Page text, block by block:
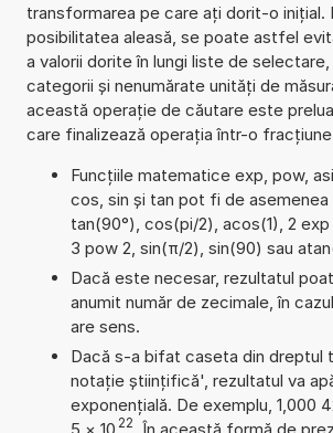
transformarea pe care ați dorit-o inițial.
posibilitatea aleasă, se poate astfel
a valorii dorite în lungi liste de
categorii și nenumărate unități de
această operație de căutare este
care finalizează operația într-o
Funcțiile matematice exp, pow,
cos, sin și tan pot fi de asemenea
tan(90°), cos(pi/2), acos(1), 2 exp
3 pow 2, sin(π/2), sin(90) sau
Dacă este necesar, rezultatul
anumit număr de zecimale, în
are sens.
Dacă s-a bifat caseta din dreptul
notație științifică', rezultatul va
exponențială. De exemplu, 1,000
5 × 10 22 . În această formă de